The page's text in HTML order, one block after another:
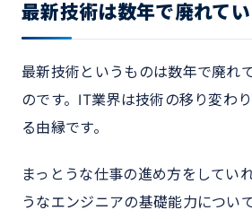
最新技術は数年で廃れて
最新技術というものは数年で廃れ
のです。IT業界は技術の移り変わ
る由縁です。
まっとうな仕事の進め方をしてい
うなエンジニアの基礎能力につい